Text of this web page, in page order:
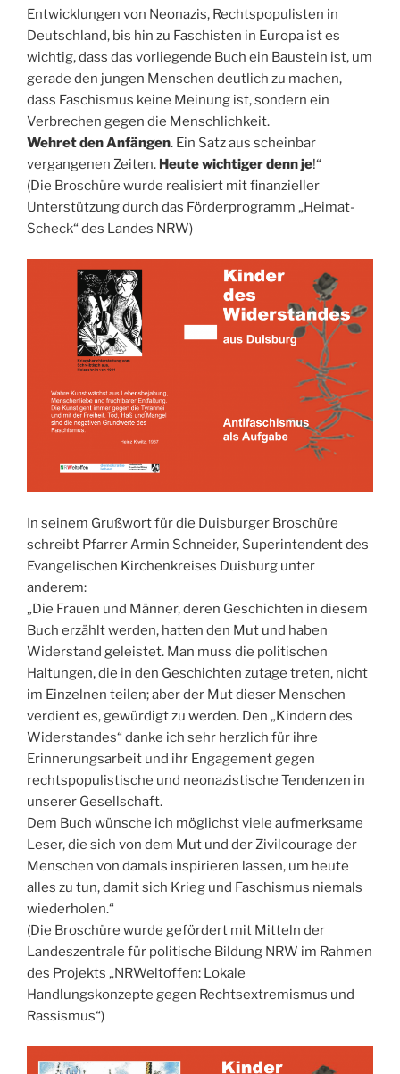
Entwicklungen von Neonazis, Rechtspopulisten in
Deutschland, bis hin zu Faschisten in Europa ist es
wichtig, dass das vorliegende Buch ein Baustein ist, um
gerade den jungen Menschen deutlich zu machen,
dass Faschismus keine Meinung ist, sondern ein
Verbrechen gegen die Menschlichkeit.
Wehret den Anfängen. Ein Satz aus scheinbar
vergangenen Zeiten. Heute wichtiger denn je!“
(Die Broschüre wurde realisiert mit finanzieller
Unterstützung durch das Förderprogramm „Heimat-
Scheck“ des Landes NRW)
In seinem Grußwort für die Duisburger Broschüre
schreibt Pfarrer Armin Schneider, Superintendent des
Evangelischen Kirchenkreises Duisburg unter
anderem:
„Die Frauen und Männer, deren Geschichten in diesem
Buch erzählt werden, hatten den Mut und haben
Widerstand geleistet. Man muss die politischen
Haltungen, die in den Geschichten zutage treten, nicht
im Einzelnen teilen; aber der Mut dieser Menschen
verdient es, gewürdigt zu werden. Den „Kindern des
Widerstandes“ danke ich sehr herzlich für ihre
Erinnerungsarbeit und ihr Engagement gegen
rechtspopulistische und neonazistische Tendenzen in
unserer Gesellschaft.
Dem Buch wünsche ich möglichst viele aufmerksame
Leser, die sich von dem Mut und der Zivilcourage der
Menschen von damals inspirieren lassen, um heute
alles zu tun, damit sich Krieg und Faschismus niemals
wiederholen.“
(Die Broschüre wurde gefördert mit Mitteln der
Landeszentrale für politische Bildung NRW im Rahmen
des Projekts „NRWeltoffen: Lokale
Handlungskonzepte gegen Rechtsextremismus und
Rassismus“)